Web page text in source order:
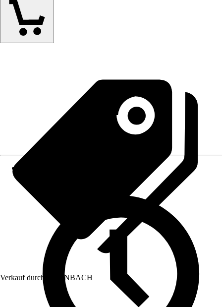
Verkauf durch: HORNBACH